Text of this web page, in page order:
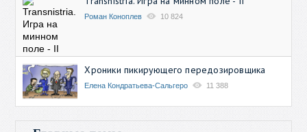
Роман Коноплев 10 824
Хроники пикирующего передозировщика
Елена Кондратьева-Сальгеро 11 388